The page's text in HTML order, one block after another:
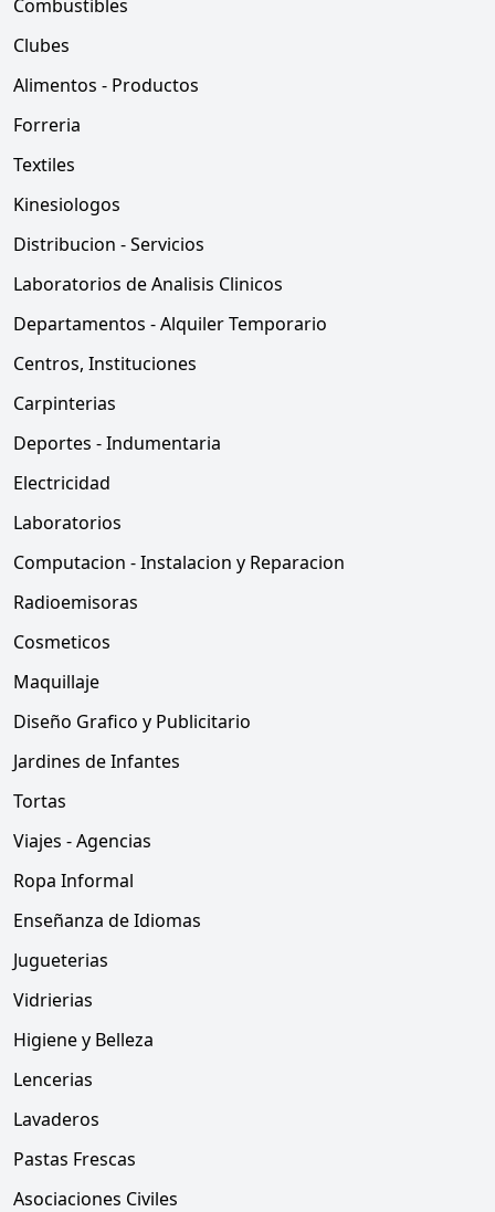
Combustibles
Clubes
Alimentos - Productos
Forreria
Textiles
Kinesiologos
Distribucion - Servicios
Laboratorios de Analisis Clinicos
Departamentos - Alquiler Temporario
Centros, Instituciones
Carpinterias
Deportes - Indumentaria
Electricidad
Laboratorios
Computacion - Instalacion y Reparacion
Radioemisoras
Cosmeticos
Maquillaje
Diseño Grafico y Publicitario
Jardines de Infantes
Tortas
Viajes - Agencias
Ropa Informal
Enseñanza de Idiomas
Jugueterias
Vidrierias
Higiene y Belleza
Lencerias
Lavaderos
Pastas Frescas
Asociaciones Civiles